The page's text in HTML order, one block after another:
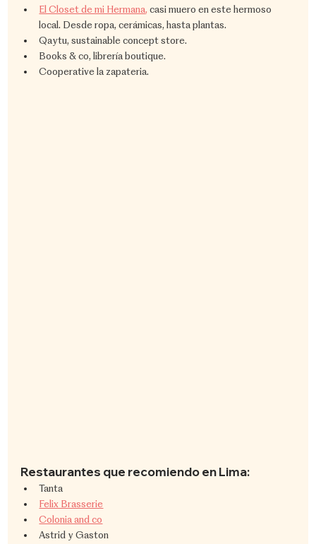
El Closet de mi Hermana, casi muero en este hermoso
local. Desde ropa, cerámicas, hasta plantas.
Qaytu, sustainable concept store.
Books & co, librería boutique.
Cooperative la zapateria.
Restaurantes que recomiendo en Lima:
Tanta
Felix Brasserie
Colonia and co
Astrid y Gaston